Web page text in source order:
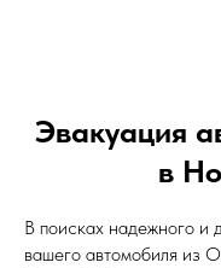
Эвакуация
в
В поисках надежного и
вашего автомобиля из